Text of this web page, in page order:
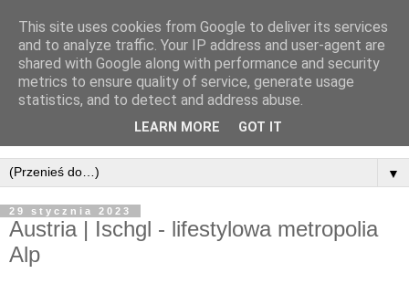
▼
29 stycznia 2023
Austria | Ischgl - lifestylowa metropolia
Alp
This site uses cookies from Google to deliver its services
and to analyze traffic. Your IP address and user-agent are
shared with Google along with performance and security
metrics to ensure quality of service, generate usage
statistics, and to detect and address abuse.
LEARN MORE GOT IT